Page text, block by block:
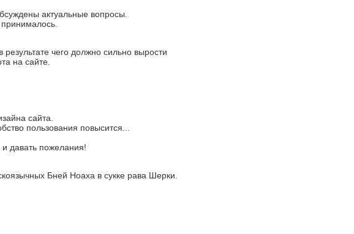
актуальные вопросы.
чего должно сильно вырости
на сайте.
сайта.
пользования повысится...
давать пожелания!
Бней Ноаха в сукке рава Шерки.